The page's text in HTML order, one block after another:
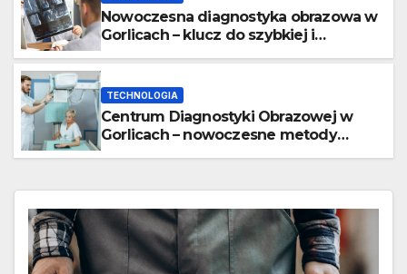
Nowoczesna diagnostyka obrazowa w
Gorlicach – klucz do szybkiej i
TECHNOLOGIA
Centrum Diagnostyki Obrazowej w
Gorlicach – nowoczesne metody